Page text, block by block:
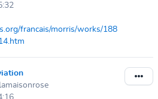
francais/morris/works/188
lamaisonrose